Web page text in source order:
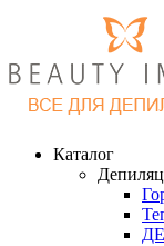
Каталог